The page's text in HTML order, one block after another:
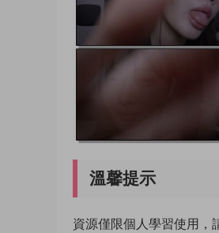
溫馨提示
資源僅限個人學習使用，